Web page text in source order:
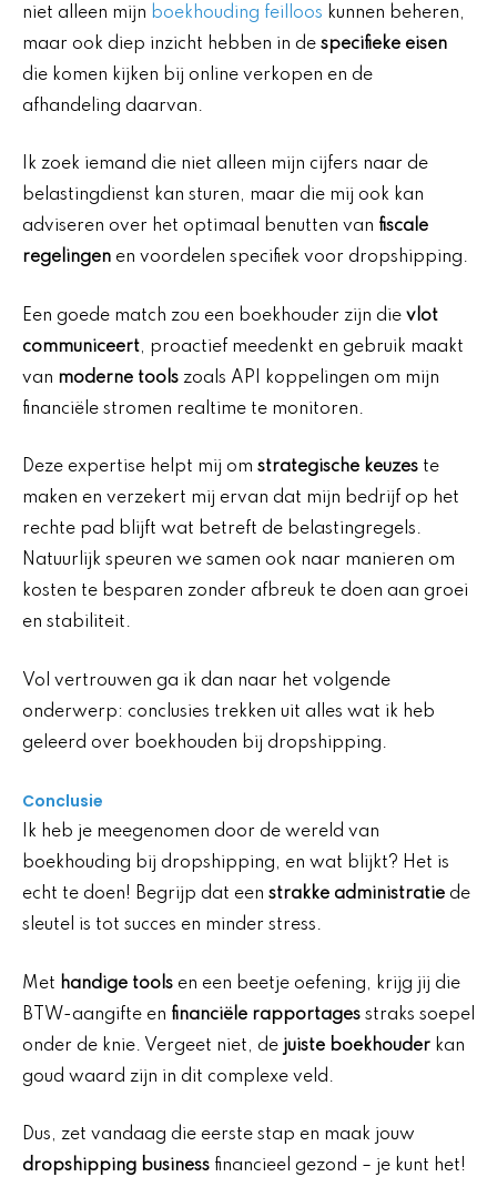
niet alleen mijn boekhouding feilloos kunnen beheren,
maar ook diep inzicht hebben in de specifieke eisen
die komen kijken bij online verkopen en de
afhandeling daarvan.
Ik zoek iemand die niet alleen mijn cijfers naar de
belastingdienst kan sturen, maar die mij ook kan
adviseren over het optimaal benutten van fiscale
regelingen en voordelen specifiek voor dropshipping.
Een goede match zou een boekhouder zijn die vlot
communiceert, proactief meedenkt en gebruik maakt
van moderne tools zoals API koppelingen om mijn
financiële stromen realtime te monitoren.
Deze expertise helpt mij om strategische keuzes te
maken en verzekert mij ervan dat mijn bedrijf op het
rechte pad blijft wat betreft de belastingregels.
Natuurlijk speuren we samen ook naar manieren om
kosten te besparen zonder afbreuk te doen aan groei
en stabiliteit.
Vol vertrouwen ga ik dan naar het volgende
onderwerp: conclusies trekken uit alles wat ik heb
geleerd over boekhouden bij dropshipping.
Conclusie
Ik heb je meegenomen door de wereld van
boekhouding bij dropshipping, en wat blijkt? Het is
echt te doen! Begrijp dat een strakke administratie de
sleutel is tot succes en minder stress.
Met handige tools en een beetje oefening, krijg jij die
BTW-aangifte en financiële rapportages straks soepel
onder de knie. Vergeet niet, de juiste boekhouder kan
goud waard zijn in dit complexe veld.
Dus, zet vandaag die eerste stap en maak jouw
dropshipping business financieel gezond – je kunt het!